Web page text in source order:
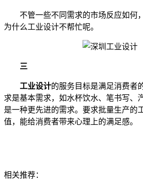
不管一些不同需求的市场反应如何，
为什么工业设计不帮忙呢。
三
工业设计的服务目标是满足消费者
求是基本需求，如水杯饮水、笔书写、
是一种更先进的需求。要求批量生产的
值，能给消费者带来心理上的满足感。
相关推荐：